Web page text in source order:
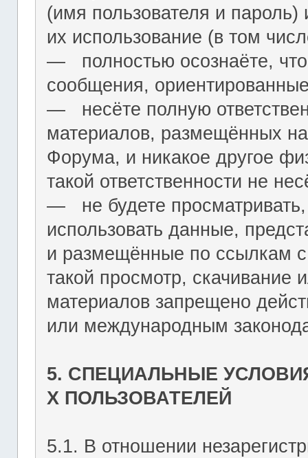
(имя пользователя и пароль)
их использование (в том
― полностью осознаёте,
сообщения,
― несёте полную
материалов, размещённых
Форума, и никакое другое
такой ответственности не
― не будете
использовать данные,
и размещённые по ссылкам
такой просмотр, скачивание
материалов запрещено
или международным
5. СПЕЦИАЛЬНЫЕ
Х ПОЛЬЗОВАТЕЛЕЙ
5.1. В отношении